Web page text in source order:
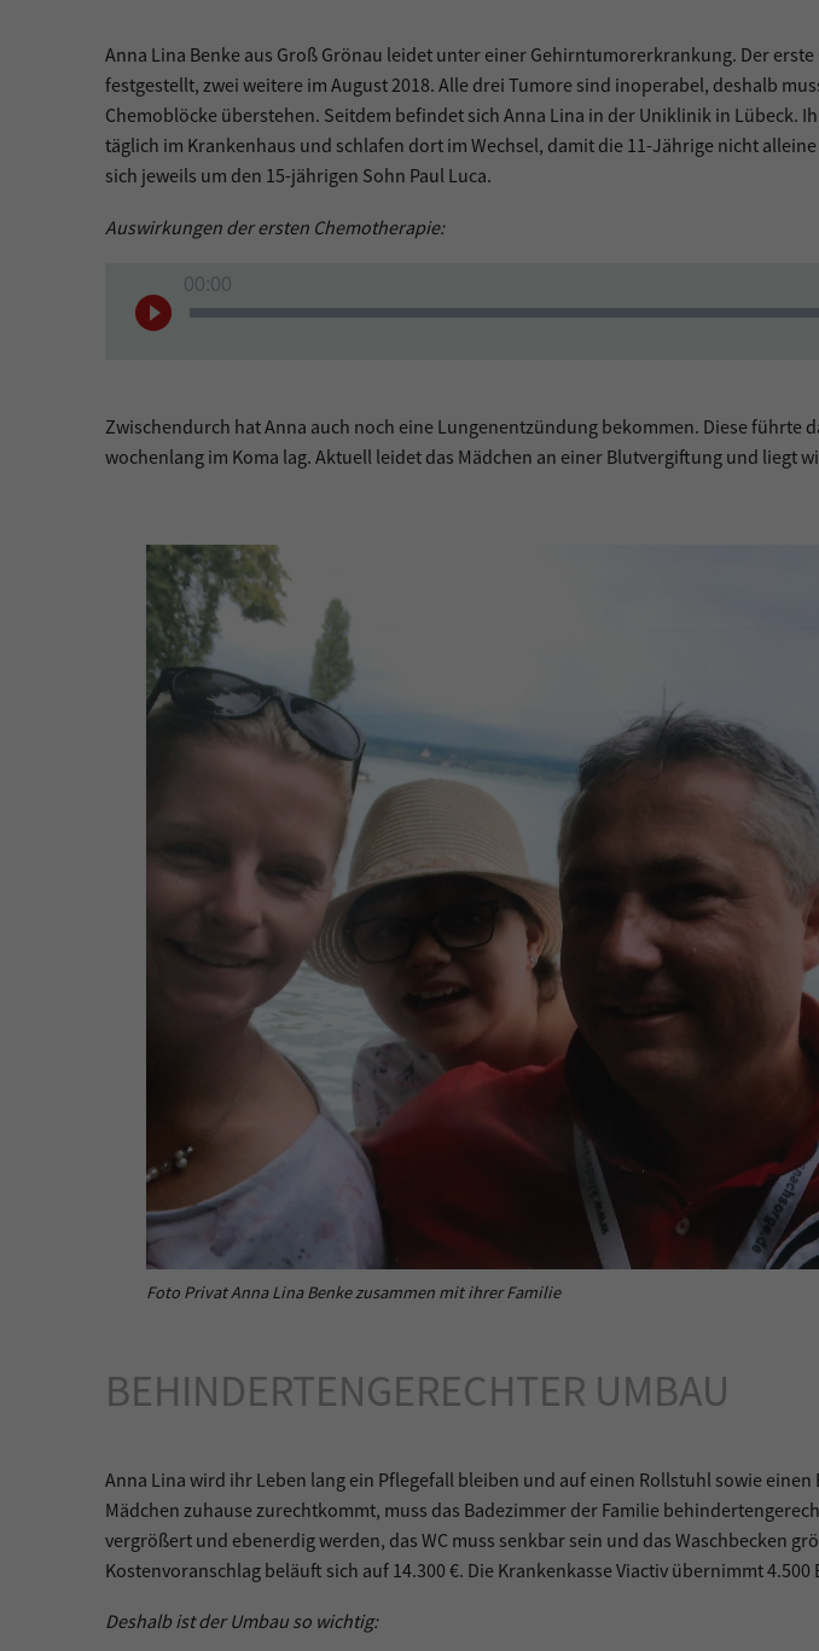
Anna Lina Benke aus Groß Grönau leidet unter einer Gehirntumorerkrankung. Der
festgestellt, zwei weitere im August 2018. Alle drei Tumore sind inoperabel, deshalb
Chemoblöcke überstehen. Seitdem befindet sich Anna Lina in der Uniklinik in Lübeck.
täglich im Krankenhaus und schlafen dort im Wechsel, damit die 11-Jährige nicht
sich jeweils um den 15-jährigen Sohn Paul Luca.
Auswirkungen der ersten Chemotherapie:
Player
00:00
Zwischendurch hat Anna auch noch eine Lungenentzündung bekommen. Diese führte
wochenlang im Koma lag. Aktuell leidet das Mädchen an einer Blutvergiftung und liegt
Foto Privat Anna Lina Benke zusammen mit ihrer Familie
BEHINDERTENGERECHTER UMBAU
Anna Lina wird ihr Leben lang ein Pflegefall bleiben und auf einen Rollstuhl sowie einen
Mädchen zuhause zurechtkommt, muss das Badezimmer der Familie
vergrößert und ebenerdig werden, das WC muss senkbar sein und das Waschbecken
Kostenvoranschlag beläuft sich auf 14.300 €. Die Krankenkasse Viactiv übernimmt 4.500
Deshalb ist der Umbau so wichtig: